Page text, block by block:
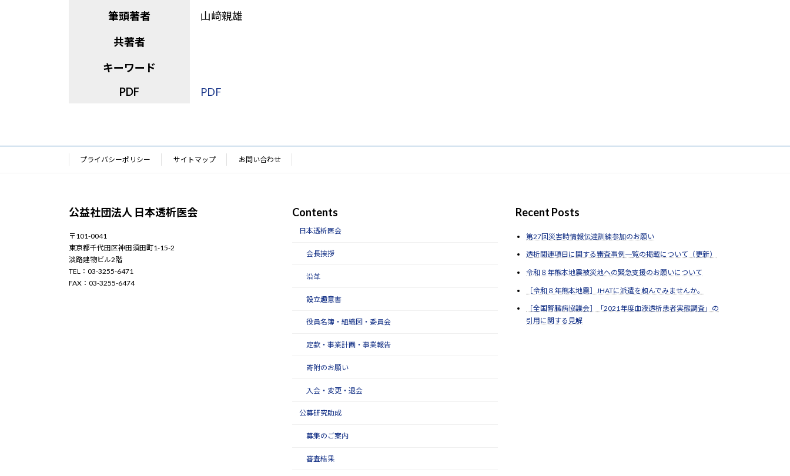
筆頭著者
山﨑親雄
共著者
キーワード
PDF
PDF
プライバシーポリシー サイトマップ お問い合わせ
公益社団法人 日本透析医会
〒101-0041
東京都千代田区神田須田町1-15-2
淡路建物ビル2階
TEL：03-3255-6471
FAX：03-3255-6474
Contents
日本透析医会
会長挨拶
沿革
設立趣意書
役員名簿・組織図・委員会
定款・事業計画・事業報告
寄附のお願い
入会・変更・退会
公募研究助成
募集のご案内
審査結果
Recent Posts
第27回災害時情報伝達訓練参加のお願い
透析関連項目に関する審査事例一覧の掲載について（更新）
令和８年熊本地震被災地への緊急支援のお願いについて
［令和８年熊本地震］JHATに派遣を頼んでみませんか。
［全国腎臓病協議会］「2021年度血液透析患者実態調査」の
引用に関する見解